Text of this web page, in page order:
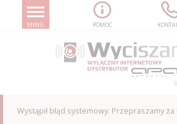
MENU POMOC
Wystąpił błąd systemowy. Przepraszamy